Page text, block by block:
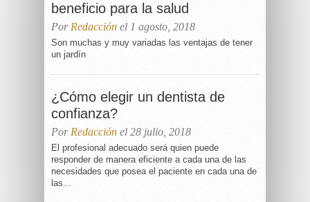
beneficio para la salud
Por Redacción el 1 agosto, 2018
Son muchas y muy variadas las ventajas de tener
un jardín
¿Cómo elegir un dentista de
confianza?
Por Redacción el 28 julio, 2018
El profesional adecuado será quien puede
responder de manera eficiente a cada una de las
necesidades que posea el paciente en cada una de
las...